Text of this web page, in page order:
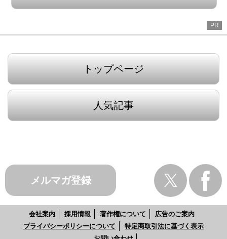
PR
トップページ
人気記事
メルマガ登録
会社案内 採用情報 著作権について
広告のご案内
プライバシーポリシーについて
特定商取引法に基づく表示